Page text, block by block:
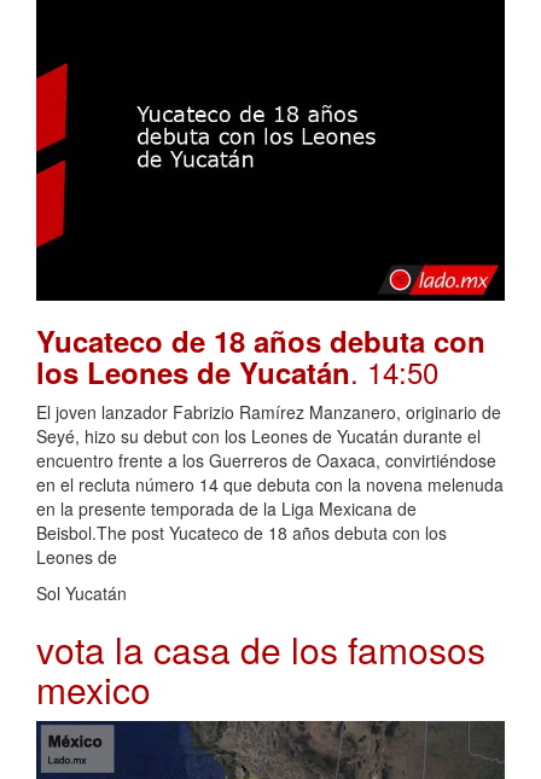
Yucateco de 18 años debuta con
los Leones de Yucatán. 14:50
El joven lanzador Fabrizio Ramírez Manzanero, originario de
Seyé, hizo su debut con los Leones de Yucatán durante el
encuentro frente a los Guerreros de Oaxaca, convirtiéndose
en el recluta número 14 que debuta con la novena melenuda
en la presente temporada de la Liga Mexicana de
Beisbol.The post Yucateco de 18 años debuta con los
Leones de
Sol Yucatán
vota la casa de los famosos
mexico